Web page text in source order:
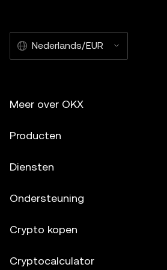
Nederlands/EUR
Meer over OKX
Producten
Diensten
Ondersteuning
Crypto kopen
Cryptocalculator